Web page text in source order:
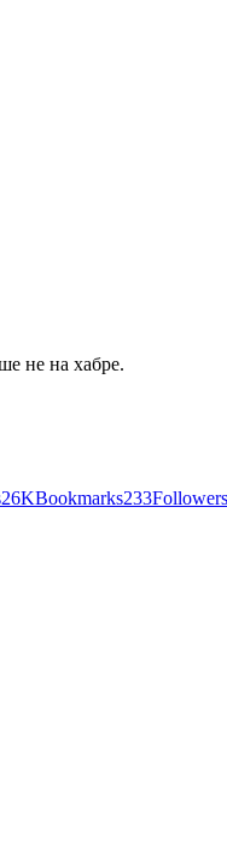
не на хабре.
26KBookmarks233Followers